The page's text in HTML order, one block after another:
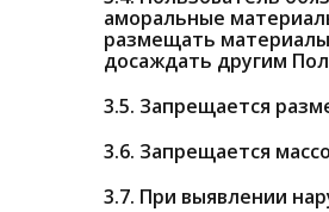
аморальные
размещать
досаждать другим
3.5. Запрещается
3.6. Запрещается
3.7. При выявлении